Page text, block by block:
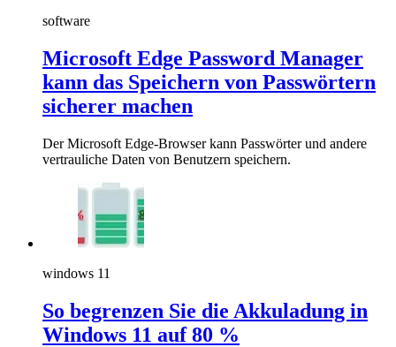
software
Microsoft Edge Password Manager
kann das Speichern von Passwörtern
sicherer machen
Der Microsoft Edge-Browser kann Passwörter und andere
vertrauliche Daten von Benutzern speichern.
windows 11
So begrenzen Sie die Akkuladung in
Windows 11 auf 80 %